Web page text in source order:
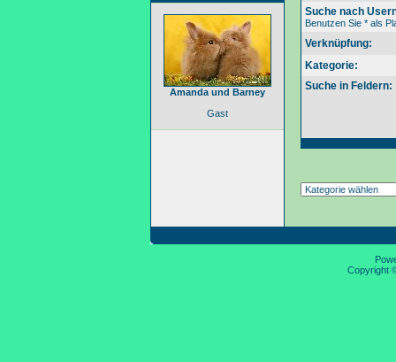
Amanda und Barney
Gast
Suche nach
Benutzen Sie * als
Verknüpfung:
Kategorie:
Suche in Feldern:
Copyright